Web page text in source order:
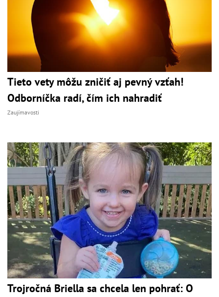
Tieto vety môžu zničiť aj pevný vzťah!
Odborníčka radí, čím ich nahradiť
Zaujímavosti
Trojročná Briella sa chcela len pohrať: O